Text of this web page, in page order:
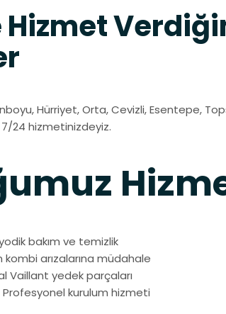
Hizmet
Hürriyet, Orta, Cevizli, Esentepe,
24 hizmetinizdeyiz.
bakım ve temizlik
kombi arızalarına müdahale
Vaillant yedek parçaları
Profesyonel kurulum hizmeti